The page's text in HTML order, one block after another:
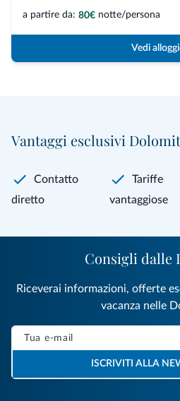
a partire da: 80€ notte/persona
Vedi
Vantaggi esclusivi
Contatto
diretto
Tariffe
vantaggiose
Consigli dalle
Riceverai informazioni, offerte
vacanza nelle
ISCRIVITI ALLA